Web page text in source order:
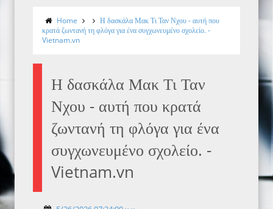
Home
Η δασκάλα Μακ Τι Ταν Νχου - αυτή που
κρατά ζωντανή τη φλόγα για ένα συγχωνευμένο σχολείο. -
Vietnam.vn
Η δασκάλα Μακ Τι Ταν
Νχου - αυτή που κρατά
ζωντανή τη φλόγα για ένα
συγχωνευμένο σχολείο. -
Vietnam.vn